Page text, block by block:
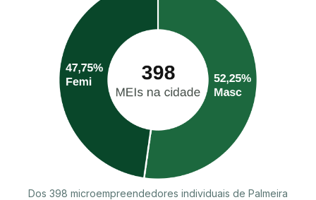
Dos 398 microempreendedores individuais de Palmeira